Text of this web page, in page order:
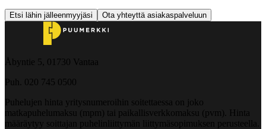
Etsi lähin jälleenmyyjäsi Ota yhteyttä asiakaspalveluun
Åbyntie 5, 01730 Vantaa
Puh. 020 745 0500
Puhelujen hinta yritysnumeroihin soitettaessa on joko
matkapuhelumaksu (mpm) tai paikallisverkkomaksu (pvm). Hinta
määräytyy soittajan puhelinliittymän liittymäsopimuksen perusteella.